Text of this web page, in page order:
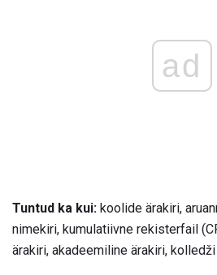
ad
Tuntud ka kui: koolide ärakiri,
nimekiri, kumulatiivne rekisterfail
ärakiri, akadeemiline ärakiri,